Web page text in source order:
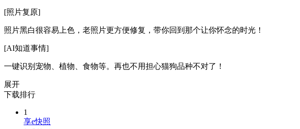
[照片复原]
照片黑白很容易上色，老照片更方便修复，带你回到那个让你怀念的时光！
[AI知道事情]
一键识别宠物、植物、食物等。再也不用担心猫狗品种不对了！
展开
下载排行
1
享e快照